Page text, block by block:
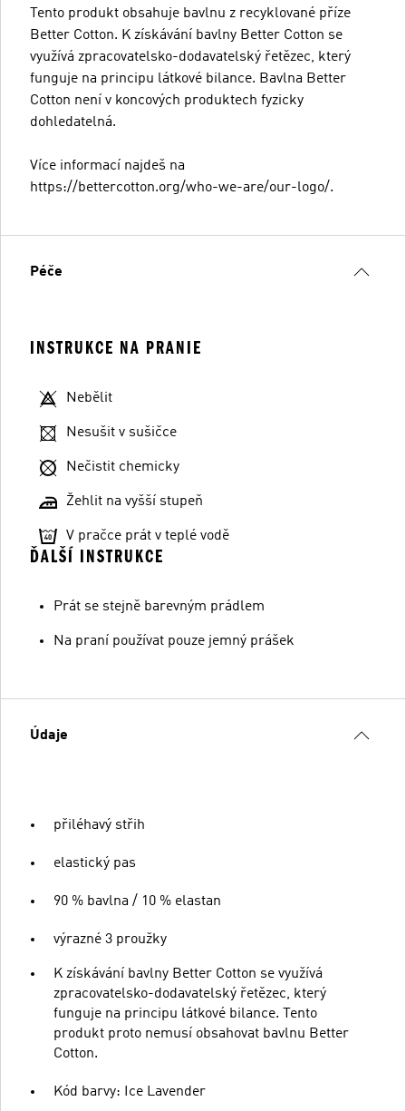
Tento produkt obsahuje bavlnu z recyklované příze
Better Cotton. K získávání bavlny Better Cotton se
využívá zpracovatelsko-dodavatelský řetězec, který
funguje na principu látkové bilance. Bavlna Better
Cotton není v koncových produktech fyzicky
dohledatelná.
Více informací najdeš na
https://bettercotton.org/who-we-are/our-logo/.
Péče
INSTRUKCE NA PRANIE
Nebělit
Nesušit v sušičce
Nečistit chemicky
Žehlit na vyšší stupeň
V pračce prát v teplé vodě
ĎALŠÍ INSTRUKCE
Prát se stejně barevným prádlem
Na praní používat pouze jemný prášek
Údaje
přiléhavý střih
elastický pas
90 % bavlna / 10 % elastan
výrazné 3 proužky
K získávání bavlny Better Cotton se využívá
zpracovatelsko-dodavatelský řetězec, který
funguje na principu látkové bilance. Tento
produkt proto nemusí obsahovat bavlnu Better
Cotton.
Kód barvy: Ice Lavender